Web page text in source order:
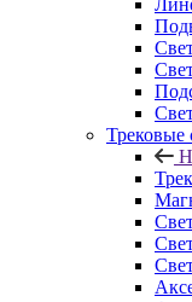
Трековые